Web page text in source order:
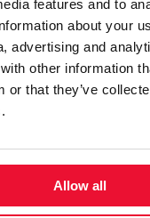
features and to
about your
advertising and
other information
or that they’ve
Allow all
об
“Error
выдает сообщение
a Redis